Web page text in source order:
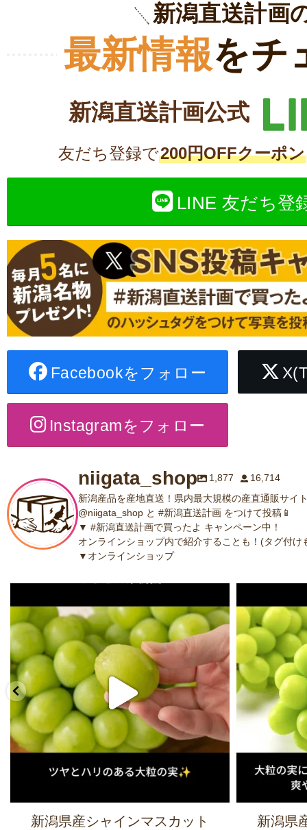
新潟直送計画
最新情報をチ
新潟直送計画公式
友だち登録で200円OFFクーポン
LINE 友だち登
Facebookをフォロー
Instagramをフォロー
niigata_shop 1,877
16,714
新潟産品を産地直送！県内最大規模の産直通販サイ
@niigata_shop と #新潟直送計画 をつけて投稿📱
▼ #新潟直送計画で買ったよ キャンペーン中！
オンラインショップ内で紹介することも！(タグ付け
▼オンラインショップ
新潟県産シャインマスカット
新潟県